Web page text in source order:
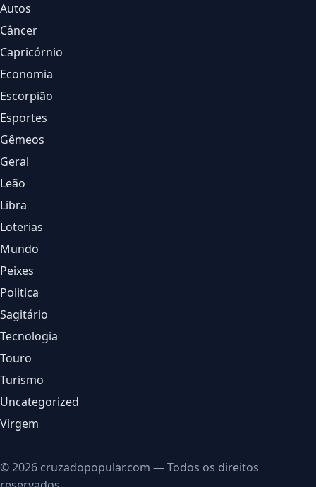
Autos
Câncer
Capricórnio
Economia
Escorpião
Esportes
Gêmeos
Geral
Leão
Libra
Loterias
Mundo
Peixes
Politica
Sagitário
Tecnologia
Touro
Turismo
Uncategorized
Virgem
© 2026 cruzadopopular.com — Todos os direitos